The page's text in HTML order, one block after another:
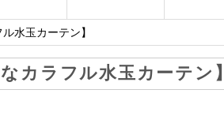
水玉カーテン】
カラフル水玉カーテン】